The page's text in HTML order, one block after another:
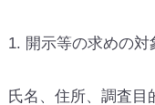
1. 開示等の求めの対
氏名、住所、調査目